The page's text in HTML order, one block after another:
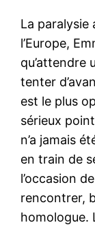
La paralysie
l’Europe,
qu’attendre
tenter
est le plus
sérieux
n’a jamais
en train de
l’occasion
rencontrer,
homologue.